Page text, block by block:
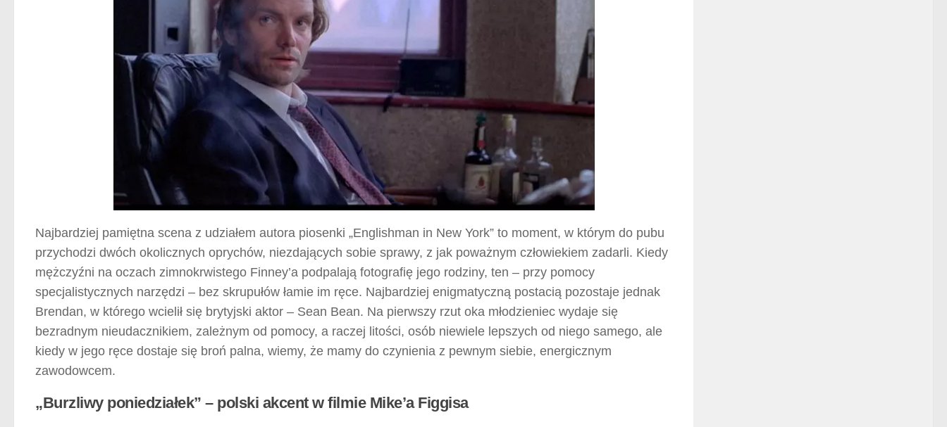
Najbardziej pamiętna scena z udziałem autora piosenki „Englishman in New York” to moment, w którym do pubu
przychodzi dwóch okolicznych oprychów, niezdających sobie sprawy, z jak poważnym człowiekiem zadarli. Kiedy
mężczyźni na oczach zimnokrwistego Finney’a podpalają fotografię jego rodziny, ten – przy pomocy
specjalistycznych narzędzi – bez skrupułów łamie im ręce. Najbardziej enigmatyczną postacią pozostaje jednak
Brendan, w którego wcielił się brytyjski aktor – Sean Bean. Na pierwszy rzut oka młodzieniec wydaje się
bezradnym nieudacznikiem, zależnym od pomocy, a raczej litości, osób niewiele lepszych od niego samego, ale
kiedy w jego ręce dostaje się broń palna, wiemy, że mamy do czynienia z pewnym siebie, energicznym
zawodowcem.
„Burzliwy poniedziałek” – polski akcent w filmie Mike’a Figgisa